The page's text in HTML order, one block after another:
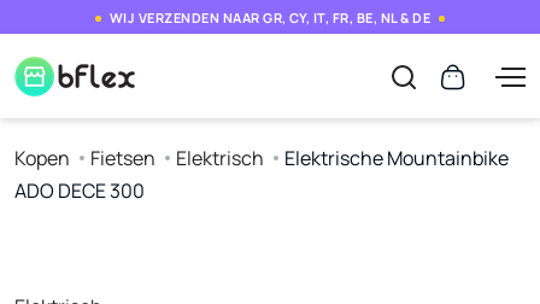
WIJ VERZENDEN NAAR GR, CY, IT, FR, BE, NL & DE
Kopen Fietsen Elektrisch
Elektrische Mountainbike
ADO DECE 300